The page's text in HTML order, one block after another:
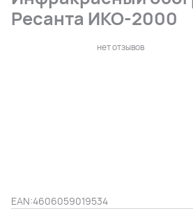
Ресанта ИКО-2000
нет отзывов
EAN:4606059019534